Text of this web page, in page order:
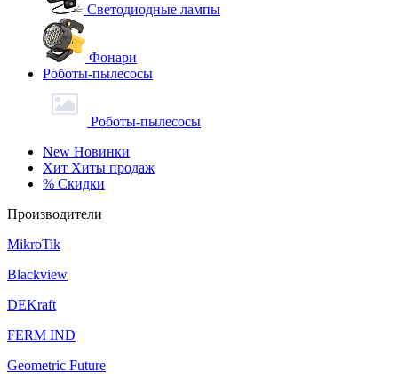
Светодиодные лампы
Фонари
Роботы-пылесосы
Роботы-пылесосы
New Новинки
Хит Хиты продаж
% Скидки
Производители
MikroTik
Blackview
DEKraft
FERM IND
Geometric Future